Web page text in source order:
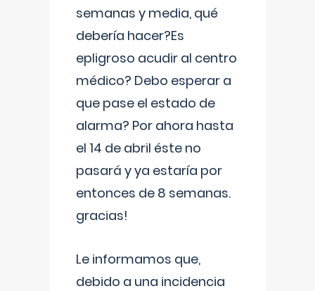
semanas y media, qué
debería hacer?Es
epligroso acudir al centro
médico? Debo esperar a
que pase el estado de
alarma? Por ahora hasta
el 14 de abril éste no
pasará y ya estaría por
entonces de 8 semanas.
gracias!
Le informamos que,
debido a una incidencia